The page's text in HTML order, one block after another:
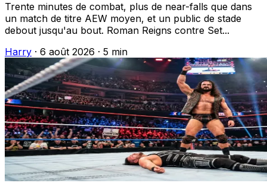
Trente minutes de combat, plus de near-falls que dans
un match de titre AEW moyen, et un public de stade
debout jusqu'au bout. Roman Reigns contre Set...
Harry · 6 août 2026 · 5 min